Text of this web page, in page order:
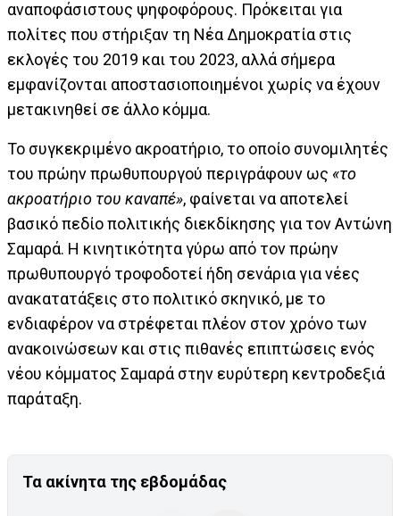
αναποφάσιστους ψηφοφόρους. Πρόκειται για
πολίτες που στήριξαν τη Νέα Δημοκρατία στις
εκλογές του 2019 και του 2023, αλλά σήμερα
εμφανίζονται αποστασιοποιημένοι χωρίς να έχουν
μετακινηθεί σε άλλο κόμμα.
Το συγκεκριμένο ακροατήριο, το οποίο συνομιλητές
του πρώην πρωθυπουργού περιγράφουν ως «το
ακροατήριο του καναπέ», φαίνεται να αποτελεί
βασικό πεδίο πολιτικής διεκδίκησης για τον Αντώνη
Σαμαρά. Η κινητικότητα γύρω από τον πρώην
πρωθυπουργό τροφοδοτεί ήδη σενάρια για νέες
ανακατατάξεις στο πολιτικό σκηνικό, με το
ενδιαφέρον να στρέφεται πλέον στον χρόνο των
ανακοινώσεων και στις πιθανές επιπτώσεις ενός
νέου κόμματος Σαμαρά στην ευρύτερη κεντροδεξιά
παράταξη.
Τα ακίνητα της εβδομάδας